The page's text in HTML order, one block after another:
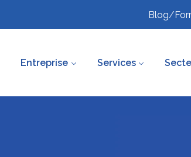
Blog/
Entreprise Services